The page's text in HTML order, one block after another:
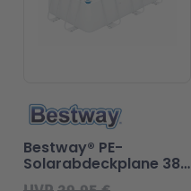
Bestway® PE-
Solarabdeckplane 380
x 180 cm blau eckig